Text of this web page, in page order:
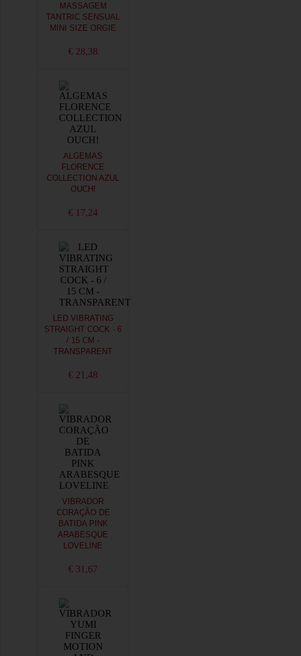
MASSAGEM
TANTRIC SENSUAL
MINI SIZE ORGIE
€ 28,38
ALGEMAS
FLORENCE
COLLECTION AZUL
OUCH!
€ 17,24
LED VIBRATING
STRAIGHT COCK - 6
/ 15 CM -
TRANSPARENT
€ 21,48
VIBRADOR
CORAÇÃO DE
BATIDA PINK
ARABESQUE
LOVELINE
€ 31,67